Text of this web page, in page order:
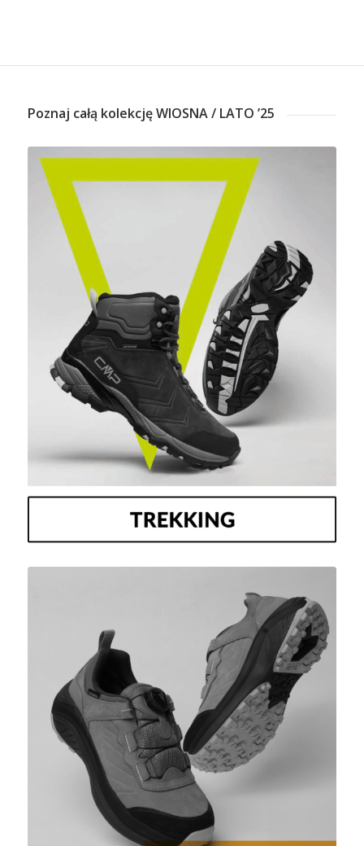
Poznaj całą kolekcję WIOSNA / LATO ’25